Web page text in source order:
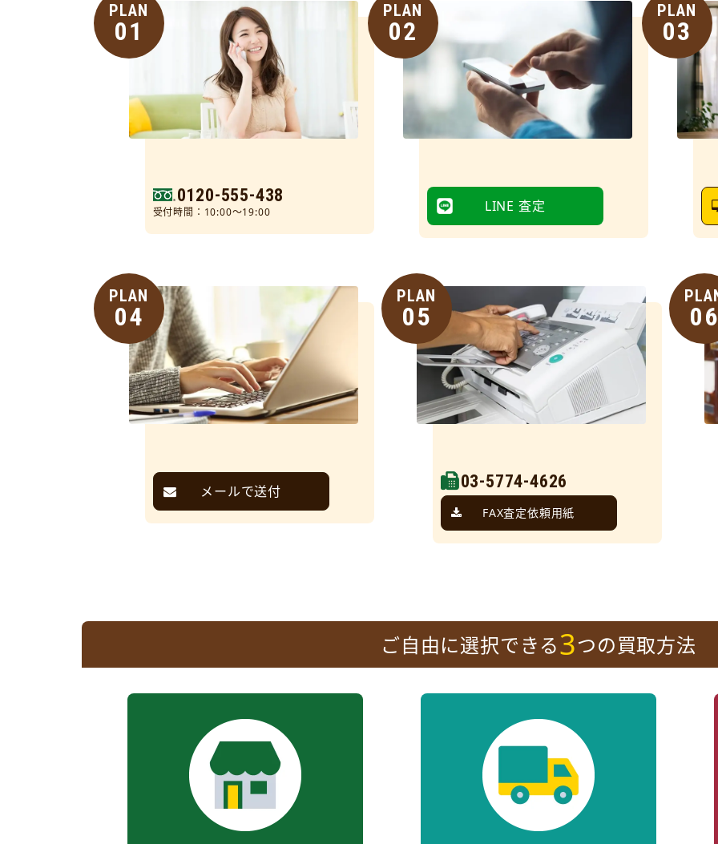
PLAN
01
0120-555-438
受付時間：10:00～19:00
PLAN
02
LINE 査定
PLAN
03
PLAN
04
メールで送付
PLAN
05
03-5774-4626
FAX査定依頼用紙
06
ご自由に選択できる3つの買取方法